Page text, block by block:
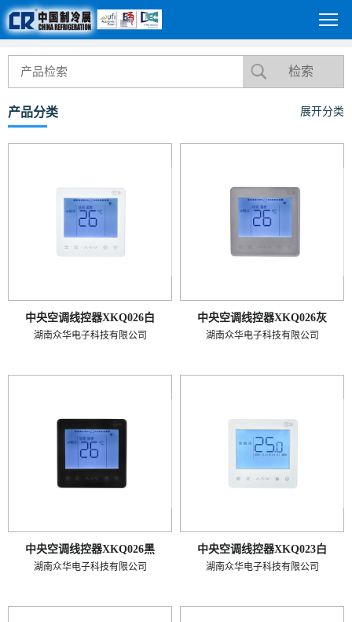
产品分类 展开分类
中央空调线控器XKQ026白
湖南众华电子科技有限公司
中央空调线控器XKQ026灰
湖南众华电子科技有限公司
中央空调线控器XKQ026黑
湖南众华电子科技有限公司
中央空调线控器XKQ023白
湖南众华电子科技有限公司